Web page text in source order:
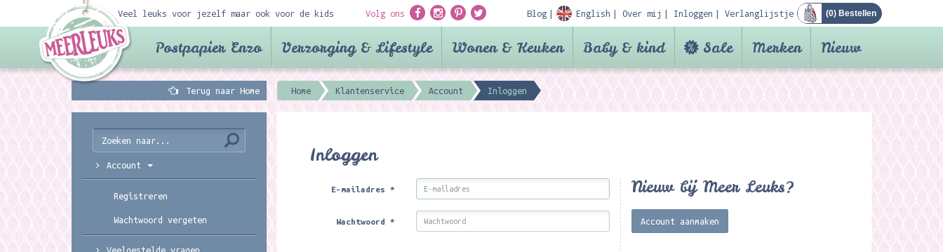
Veel leuks voor jezelf maar ook voor de kids Volg ons Blog English Over mij Inloggen Verlanglijstje (0) Bestellen
Postpapier Enzo Verzorging & Lifestyle Wonen & Keuken Baby & kind Sale Merken Nieuw
Terug naar Home Home Klantenservice Account Inloggen
Inloggen
E-mailadres*
Wachtwoord*
Nieuw bij Meer Leuks?
Account aanmaken
Account
Registreren
Wachtwoord vergeten
Veelgestelde vragen